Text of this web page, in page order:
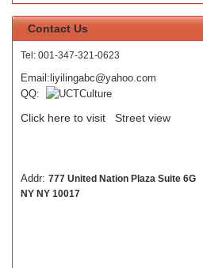
Contact Us
Tel: 001-347-321-0623
Email:liyilingabc@yahoo.com
QQ:
Click here to visit Street view
Addr: 777 United Nation Plaza Suite 6G
NY NY 10017